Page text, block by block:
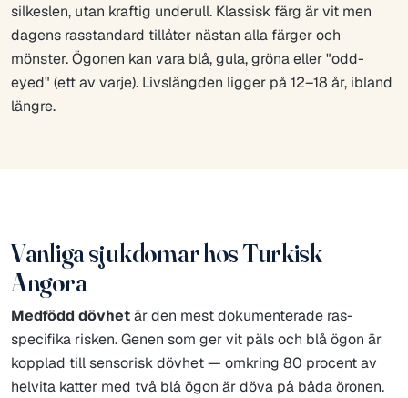
silkeslen, utan kraftig underull. Klassisk färg är vit men
dagens rasstandard tillåter nästan alla färger och
mönster. Ögonen kan vara blå, gula, gröna eller "odd-
eyed" (ett av varje). Livslängden ligger på 12–18 år, ibland
längre.
Vanliga sjukdomar hos Turkisk
Angora
Medfödd dövhetär den mest dokumenterade ras-
specifika risken. Genen som ger vit päls och blå ögon är
kopplad till sensorisk dövhet — omkring 80 procent av
helvita katter med två blå ögon är döva på båda öronen.